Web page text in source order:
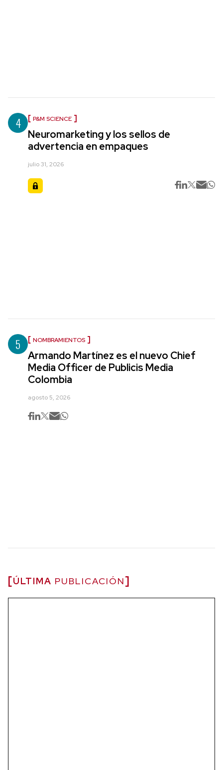
4 P&M SCIENCE
Neuromarketing y los sellos de
advertencia en empaques
julio 31, 2026
5 NOMBRAMIENTOS
Armando Martínez es el nuevo Chief
Media Officer de Publicis Media
Colombia
agosto 5, 2026
ÚLTIMA PUBLICACIÓN